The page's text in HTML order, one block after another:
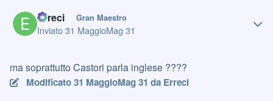
Erreci Gran Maestro
Inviato31 MaggioMag 31
ma soprattutto Castori parla inglese ????
Modificato31 MaggioMag 31 da Erreci